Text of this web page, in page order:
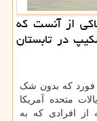
از آنست كه
در تابستان
فورد که بدون شک
متحده آمریکا
افرادی که به